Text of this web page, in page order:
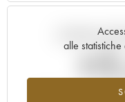
alle
Andamento
Valore in aumento